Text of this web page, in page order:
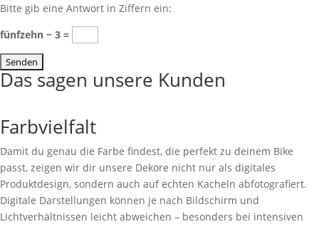
Bitte gib eine Antwort in Ziffern ein:
fünfzehn − 3 =
Das sagen unsere Kunden
Farbvielfalt
Damit du genau die Farbe findest, die perfekt zu deinem Bike
passt, zeigen wir dir unsere Dekore nicht nur als digitales
Produktdesign, sondern auch auf echten Kacheln abfotografiert.
Digitale Darstellungen können je nach Bildschirm und
Lichtverhältnissen leicht abweichen – besonders bei intensiven